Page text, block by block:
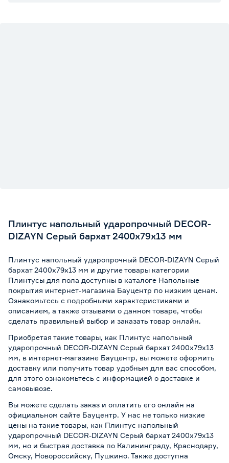
Плинтус напольный ударопрочный DECOR-
DIZAYN Серый бархат 2400х79х13 мм
Плинтус напольный ударопрочный DECOR-DIZAYN Серый
бархат 2400х79х13 мм и другие товары категории
Плинтусы для пола доступны в каталоге Напольные
покрытия интернет-магазина Бауцентр по низким ценам.
Ознакомьтесь с подробными характеристиками и
описанием, а также отзывами о данном товаре, чтобы
сделать правильный выбор и заказать товар онлайн.
Приобретая такие товары, как Плинтус напольный
ударопрочный DECOR-DIZAYN Серый бархат 2400х79х13
мм, в интернет-магазине Бауцентр, вы можете оформить
доставку или получить товар удобным для вас способом,
для этого ознакомьтесь с информацией о доставке и
самовывозе.
Вы можете сделать заказ и оплатить его онлайн на
официальном сайте Бауцентр. У нас не только низкие
цены на такие товары, как Плинтус напольный
ударопрочный DECOR-DIZAYN Серый бархат 2400х79х13
мм, но и быстрая доставка по Калининграду, Краснодару,
Омску, Новороссийску, Пушкино. Также доступна